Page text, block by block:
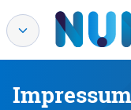
Impressum